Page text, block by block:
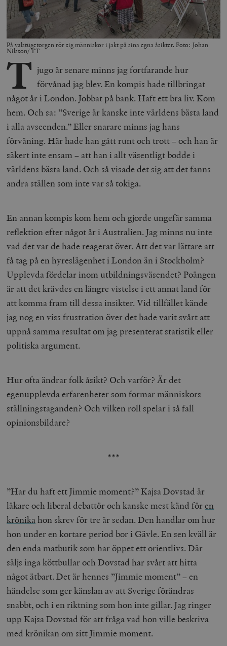
På valstugetorgen rör sig människor i jakt på sina egna åsikter. Foto: Johan
Nilsson/ TT
T jugo år senare minns jag fortfarande hur
förvånad jag blev. En kompis hade tillbringat
något år i London. Jobbat på bank. Haft ett bra liv. Kom
hem. Och sa: ”Sverige är kanske inte världens bästa land
i alla avseenden.” Eller snarare minns jag hans
förvåning. Här hade han gått runt och trott – och han är
säkert inte ensam – att han i allt väsentligt bodde i
världens bästa land. Och så visade det sig att det fanns
andra ställen som inte var så tokiga.
En annan kompis kom hem och gjorde ungefär samma
reflektion efter något år i Australien. Jag minns nu inte
vad det var de hade reagerat över. Att det var lättare att
få tag på en hyreslägenhet i London än i Stockholm?
Upplevda fördelar inom utbildningsväsendet? Poängen
är att det krävdes en längre vistelse i ett annat land för
att komma fram till dessa insikter. Vid tillfället kände
jag nog en viss frustration över det hade varit svårt att
uppnå samma resultat om jag presenterat statistik eller
politiska argument.
Hur ofta ändrar folk åsikt? Och varför? Är det
egenupplevda erfarenheter som formar människors
ställningstaganden? Och vilken roll spelar i så fall
opinionsbildare?
***
”Har du haft ett Jimmie moment?” Kajsa Dovstad är
läkare och liberal debattör och kanske mest känd fören
krönika hon skrev för tre år sedan. Den handlar om hur
hon under en kortare period bor i Gävle. En sen kväll är
den enda matbutik som har öppet ett orientlivs. Där
säljs inga köttbullar och Dovstad har svårt att hitta
något ätbart. Det är hennes ”Jimmie moment” – en
händelse som ger känslan av att Sverige förändras
snabbt, och i en riktning som hon inte gillar. Jag ringer
upp Kajsa Dovstad för att fråga vad hon ville beskriva
med krönikan om sitt Jimmie moment.